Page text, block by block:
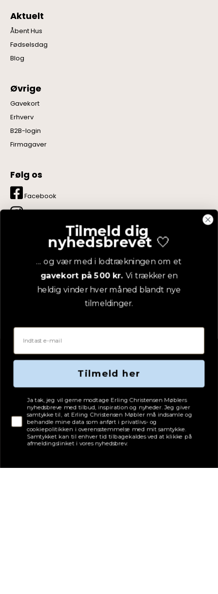
Aktuelt
Åbent Hus
Fødselsdag
Blog
Øvrige
Gavekort
Erhverv
B2B-login
Firmagaver
Følg os
Facebook
Pinterest
Adresse
Tilmeld dig
nyhedsbrevet 🤍
... og vær med i lodtrækningen om et
gavekort på 500 kr. Vi trækker en
heldig vinder hver måned blandt nye
tilmeldinger.
Email
Tilmeld her
Tjekboks samtykke
Ja tak, jeg vil gerne modtage Erling Christensen Møblers
nyhedsbreve med tilbud, inspiration og nyheder. Jeg giver
samtykke til, at Erling Christensen Møbler må indsamle og
behandle mine data som anført i privatlivs- og
cookiepolitikken i overensstemmelse med mit samtykke.
Samtykket kan til enhver tid tilbagekaldes ved at klikke på
afmeldingslinket i vores nyhedsbrev.